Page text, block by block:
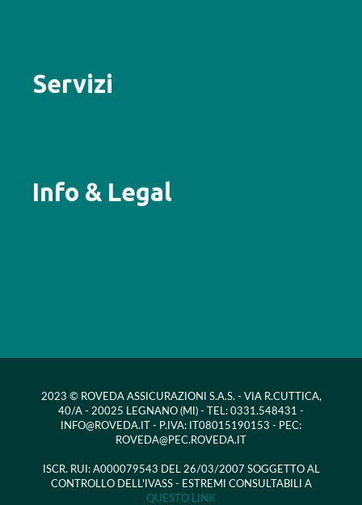
Servizi
Info & Legal
2023 © ROVEDA ASSICURAZIONI S.A.S. - VIA R.CUTTICA,
40/A - 20025 LEGNANO (MI) - TEL: 0331.548431 -
INFO@ROVEDA.IT - P.IVA: IT08015190153 - PEC:
ROVEDA@PEC.ROVEDA.IT
ISCR. RUI: A000079543 DEL 26/03/2007 SOGGETTO AL
CONTROLLO DELL'IVASS - ESTREMI CONSULTABILI A
QUESTO LINK